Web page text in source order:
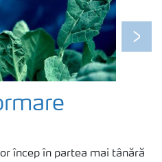
Next
încep în partea mai tânără